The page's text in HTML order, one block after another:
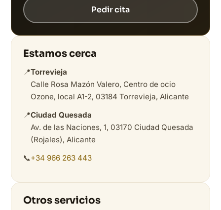
Pedir cita
Estamos cerca
📍Torrevieja
Calle Rosa Mazón Valero, Centro de ocio
Ozone, local A1-2, 03184 Torrevieja, Alicante
📍Ciudad Quesada
Av. de las Naciones, 1, 03170 Ciudad Quesada
(Rojales), Alicante
📞+34 966 263 443
Otros servicios